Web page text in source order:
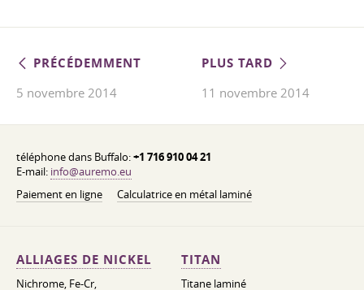
PRÉCÉDEMMENT
5 novembre 2014
PLUS TARD
11 novembre 2014
téléphone dans Buffalo:+1 716 910 04 21
E-mail: info@auremo.eu
Paiement en ligne
Calculatrice en métal laminé
ALLIAGES DE NICKEL
Nichrome, Fe-Cr,
TITAN
Titane laminé